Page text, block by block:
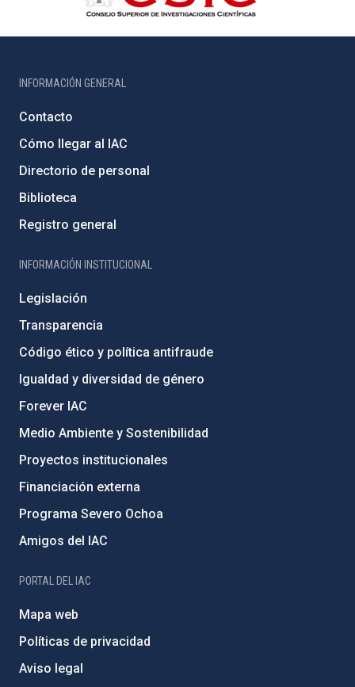
INFORMACIÓN GENERAL
Contacto
Cómo llegar al IAC
Directorio de personal
Biblioteca
Registro general
INFORMACIÓN INSTITUCIONAL
Legislación
Transparencia
Código ético y política antifraude
Igualdad y diversidad de género
Forever IAC
Medio Ambiente y Sostenibilidad
Proyectos institucionales
Financiación externa
Programa Severo Ochoa
Amigos del IAC
PORTAL DEL IAC
Mapa web
Políticas de privacidad
Aviso legal